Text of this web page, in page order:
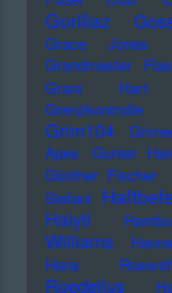
Gorillaz
Grace Jones
Grandmaster
Grant Hart
Grenzkontrolle
Grim104
Apes
Gunter
Günther Fischer
Stefani
Haiyti
Williams
Hans
Roedelius